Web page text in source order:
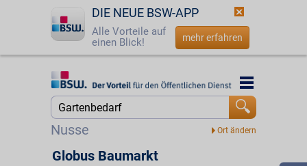
DIE NEUE BSW-APP
Alle Vorteile auf
einen Blick!
mehr erfahren
Startseite
Login
Nusse
Startseite
Globus Baumarkt